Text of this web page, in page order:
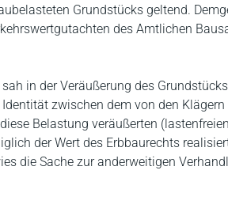
Grundstücks geltend.
des Amtlichen
in der Veräußerung des
zwischen dem von den
Belastung veräußerten
der Wert des Erbbaurechts
die Sache zur anderweitigen